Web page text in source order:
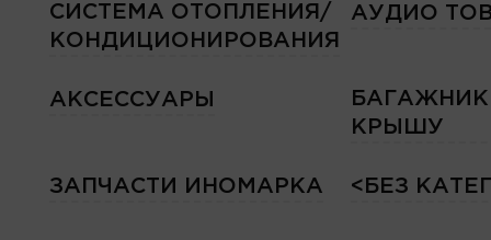
СИСТЕМА ОТОПЛЕНИЯ/
КОНДИЦИОНИРОВАНИЯ
АУДИО
АКСЕССУАРЫ
КРЫШУ
ЗАПЧАСТИ ИНОМАРКА <БЕЗ